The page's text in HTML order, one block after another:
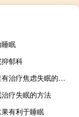
眠
郁科
长春哪里有治疗焦虑失眠的医院
疗失眠的方法
有利于睡眠